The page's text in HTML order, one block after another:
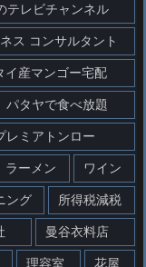
テレビチャンネル
ス コンサルタント
イ産マンゴー宅配
パタヤで食べ放題
レミアトンロー
ラーメン ワイン
ング 所得税減税
曼谷衣料店
理容室 花屋